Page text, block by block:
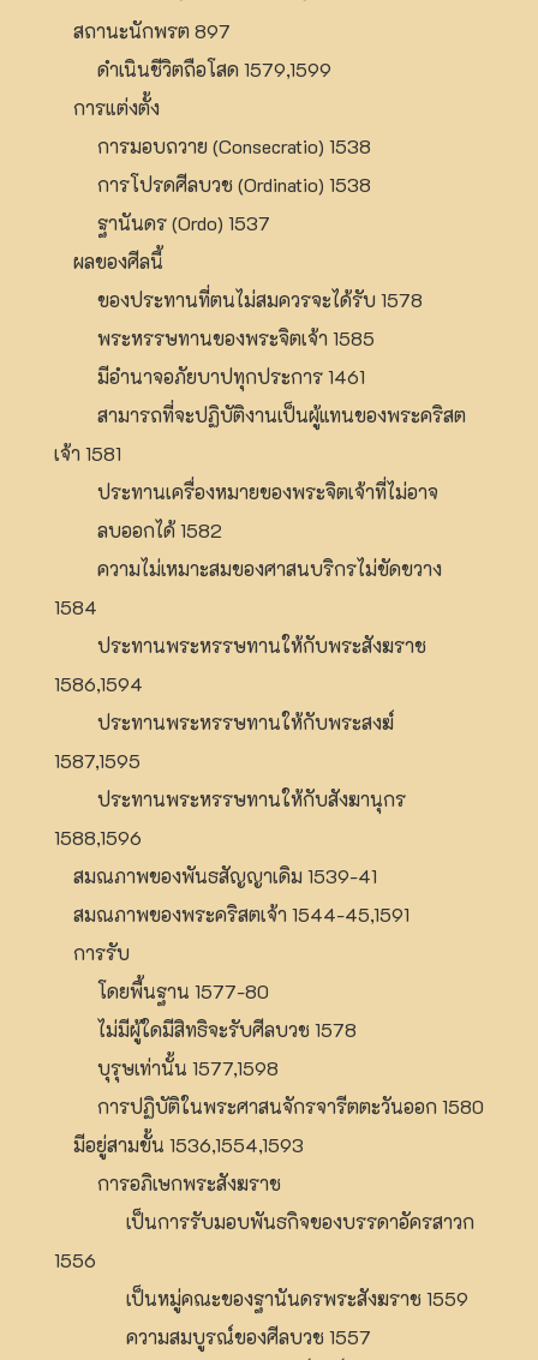
สถานะนักพรต 897
ดำเนินชีวิตถือโสด 1579,1599
การแต่งตั้ง
การมอบถวาย (Consecratio) 1538
การโปรดศีลบวช (Ordinatio) 1538
ฐานันดร (Ordo) 1537
ผลของศีลนี้
ของประทานที่ตนไม่สมควรจะได้รับ 1578
พระหรรษทานของพระจิตเจ้า 1585
มีอำนาจอภัยบาปทุกประการ 1461
สามารถที่จะปฏิบัติงานเป็นผู้แทนของพระคริสต
เจ้า 1581
ประทานเครื่องหมายของพระจิตเจ้าที่ไม่อาจ
ลบออกได้ 1582
ความไม่เหมาะสมของศาสนบริกรไม่ขัดขวาง
1584
ประทานพระหรรษทานให้กับพระสังฆราช
1586,1594
ประทานพระหรรษทานให้กับพระสงฆ์
1587,1595
ประทานพระหรรษทานให้กับสังฆานุกร
1588,1596
สมณภาพของพันธสัญญาเดิม 1539-41
สมณภาพของพระคริสตเจ้า 1544-45,1591
การรับ
โดยพื้นฐาน 1577-80
ไม่มีผู้ใดมีสิทธิจะรับศีลบวช 1578
บุรุษเท่านั้น 1577,1598
การปฏิบัติในพระศาสนจักรจารีตตะวันออก 1580
มีอยู่สามขั้น 1536,1554,1593
การอภิเษกพระสังฆราช
เป็นการรับมอบพันธกิจของบรรดาอัครสาวก
1556
เป็นหมู่คณะของฐานันดรพระสังฆราช 1559
ความสมบูรณ์ของศีลบวช 1557